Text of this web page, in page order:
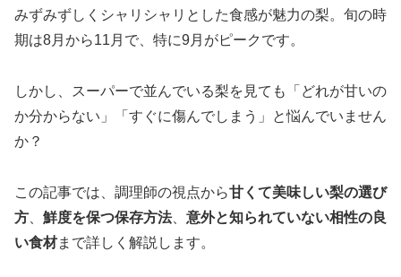
みずみずしくシャリシャリとした食感が魅力の梨。旬の時
期は8月から11月で、特に9月がピークです。
しかし、スーパーで並んでいる梨を見ても「どれが甘いの
か分からない」「すぐに傷んでしまう」と悩んでいません
か？
この記事では、調理師の視点から甘くて美味しい梨の選び
方
鮮度を保つ保存方法、 意外と知られていない相性の良
い食材まで詳しく解説します。